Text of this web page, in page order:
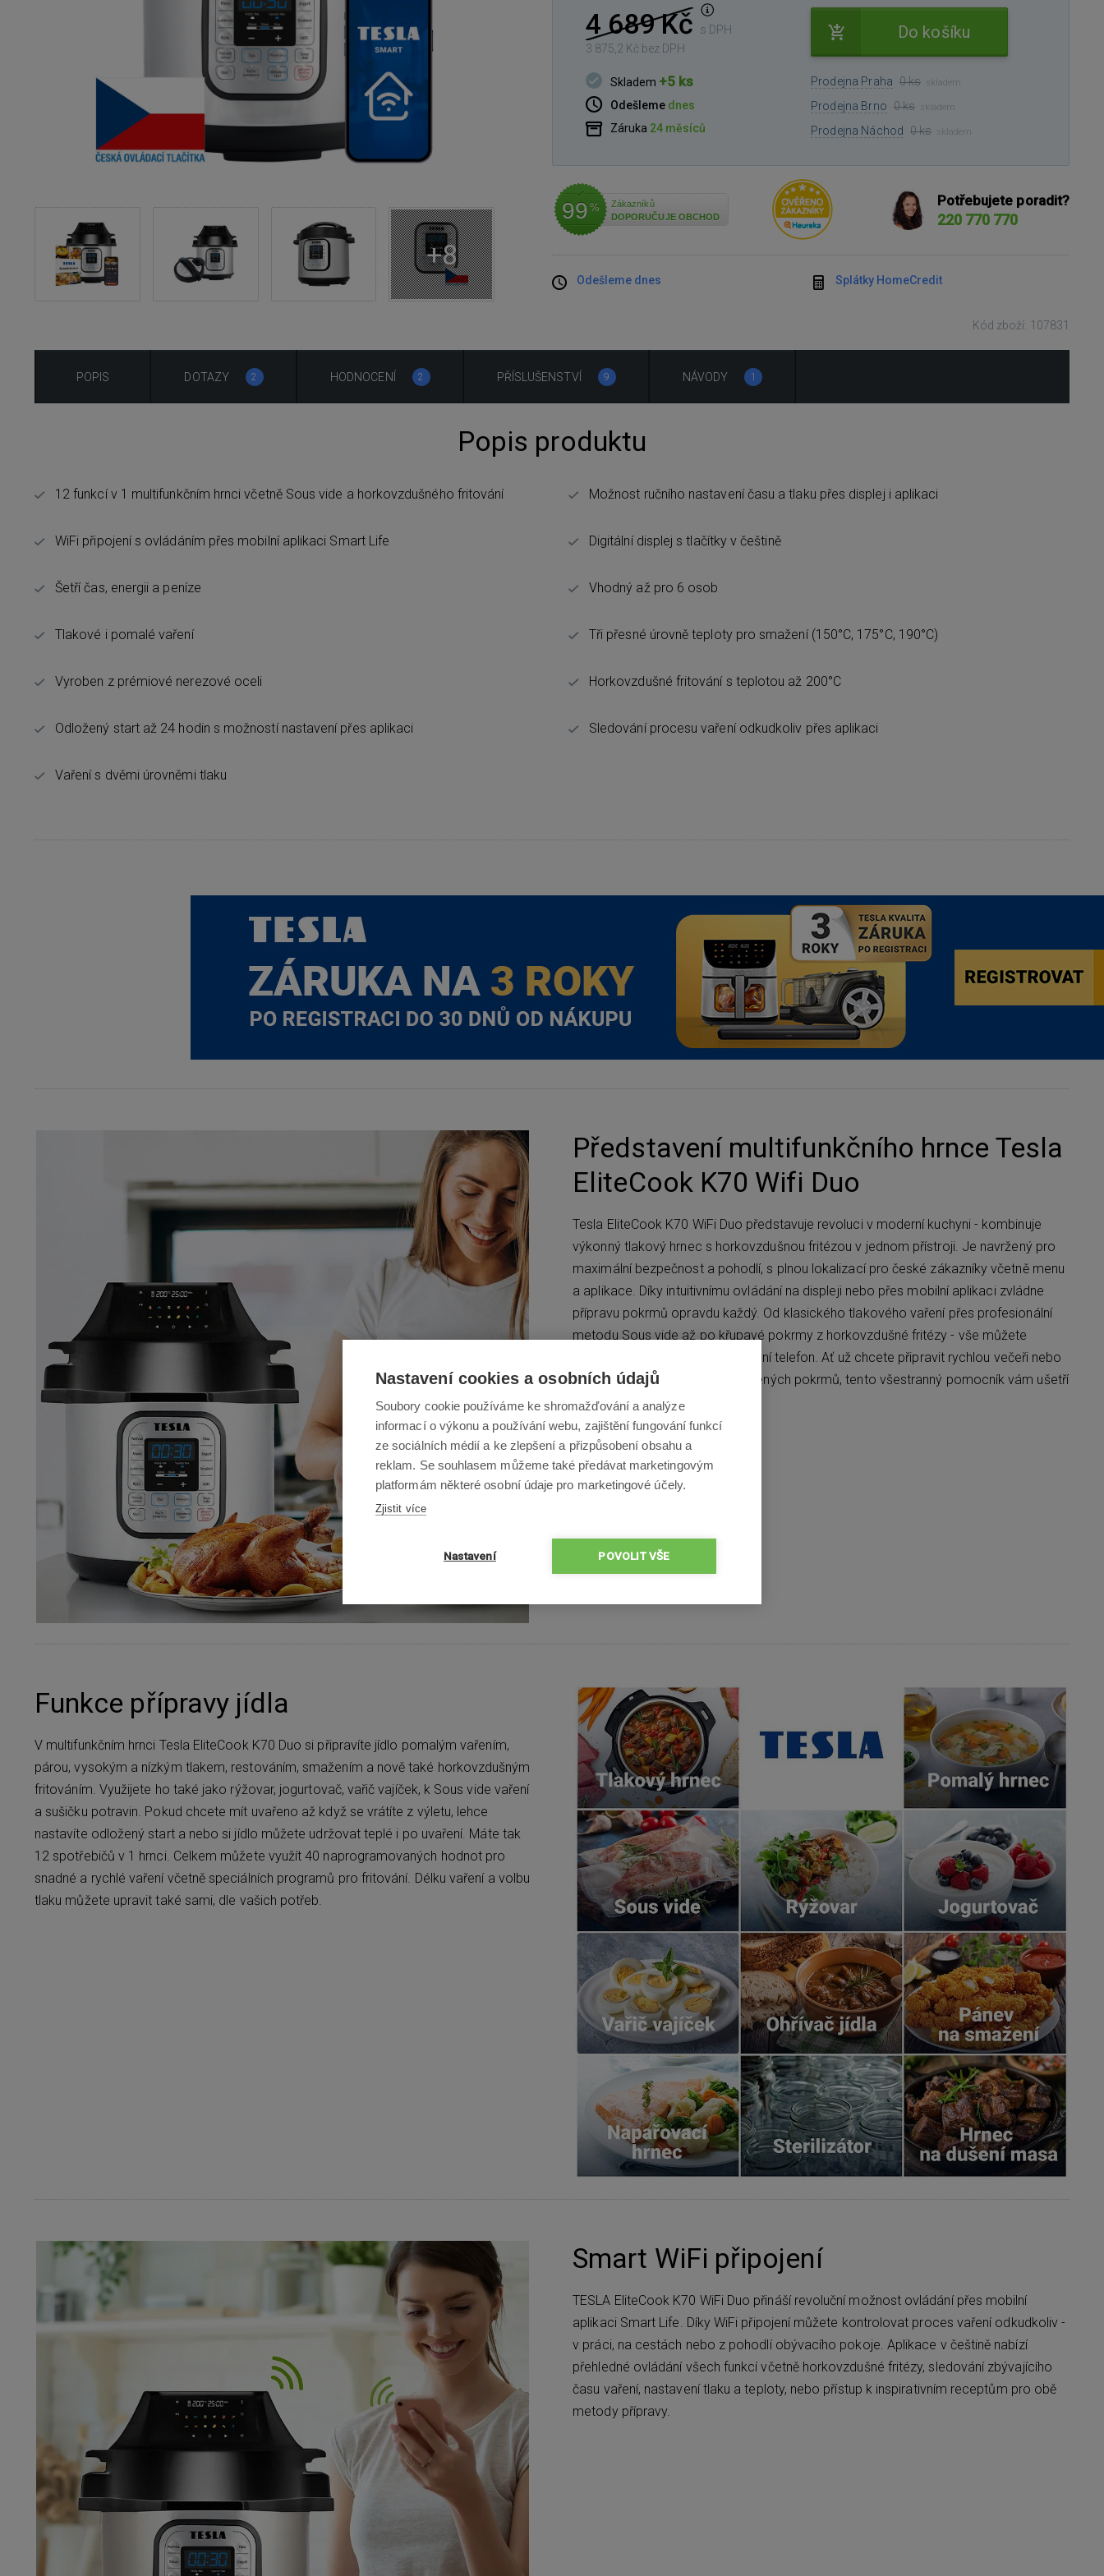
+8
4 689 Kč
s DPH
3 875,2 Kč bez DPH
Do košíku
Skladem +5 ks
Odešleme dnes
Záruka 24 měsíců
Prodejna Praha 0 ks skladem
Prodejna Brno 0 ks skladem
Prodejna Náchod 0 ks skladem
99 %
Zákazníků
DOPORUČUJE OBCHOD
Potřebujete poradit?
220 770 770
Odešleme dnes Splátky HomeCredit
Kód zboží: 107831
POPIS DOTAZY 2 HODNOCENÍ 2 PŘÍSLUŠENSTVÍ 9 NÁVODY 1
Popis produktu
12 funkcí v 1 multifunkčním hrnci včetně Sous vide a horkovzdušného fritování
WiFi připojení s ovládáním přes mobilní aplikaci Smart Life
Šetří čas, energii a peníze
Tlakové i pomalé vaření
Vyroben z prémiové nerezové oceli
Odložený start až 24 hodin s možností nastavení přes aplikaci
Vaření s dvěmi úrovněmi tlaku
Možnost ručního nastavení času a tlaku přes displej i aplikaci
Digitální displej s tlačítky v češtině
Vhodný až pro 6 osob
Tři přesné úrovně teploty pro smažení (150°C, 175°C, 190°C)
Horkovzdušné fritování s teplotou až 200°C
Sledování procesu vaření odkudkoliv přes aplikaci
Představení multifunkčního hrnce Tesla
EliteCook K70 Wifi Duo
Tesla EliteCook K70 WiFi Duo představuje revoluci v moderní kuchyni - kombinuje
výkonný tlakový hrnec s horkovzdušnou fritézou v jednom přístroji. Je navržený pro
maximální bezpečnost a pohodlí, s plnou lokalizací pro české zákazníky včetně menu
a aplikace. Díky intuitivnímu ovládání na displeji nebo přes mobilní aplikaci zvládne
přípravu pokrmů opravdu každý. Od klasického tlakového vaření přes profesionální
metodu Sous vide až po křupavé pokrmy z horkovzdušné fritézy - vše můžete
kontrolovat i na dálku přes mobilní telefon. Ať už chcete připravit rychlou večeři nebo
zdravější verzi oblíbených smažených pokrmů, tento všestranný pomocník vám ušetří
čas, energii i peníze.
Funkce přípravy jídla
V multifunkčním hrnci Tesla EliteCook K70 Duo si připravíte jídlo pomalým vařením,
párou, vysokým a nízkým tlakem, restováním, smažením a nově také horkovzdušným
fritováním. Využijete ho také jako rýžovar, jogurtovač, vařič vajíček, k Sous vide vaření
a sušičku potravin. Pokud chcete mít uvařeno až když se vrátíte z výletu, lehce
nastavíte odložený start a nebo si jídlo můžete udržovat teplé i po uvaření. Máte tak
12 spotřebičů v 1 hrnci. Celkem můžete využít 40 naprogramovaných hodnot pro
snadné a rychlé vaření včetně speciálních programů pro fritování. Délku vaření a volbu
tlaku můžete upravit také sami, dle vašich potřeb.
Smart WiFi připojení
TESLA EliteCook K70 WiFi Duo přináší revoluční možnost ovládání přes mobilní
aplikaci Smart Life. Díky WiFi připojení můžete kontrolovat proces vaření odkudkoliv -
v práci, na cestách nebo z pohodlí obývacího pokoje. Aplikace v češtině nabízí
přehledné ovládání všech funkcí včetně horkovzdušné fritézy, sledování zbývajícího
času vaření, nastavení tlaku a teploty, nebo přístup k inspirativním receptům pro obě
metody přípravy.
Nastavení cookies a osobních údajů
Soubory cookie používáme ke shromažďování a analýze
informací o výkonu a používání webu, zajištění fungování funkcí
ze sociálních médií a ke zlepšení a přizpůsobení obsahu a
reklam. Se souhlasem můžeme také předávat marketingovým
platformám některé osobní údaje pro marketingové účely.
Zjistit více
Nastavení POVOLIT VŠE